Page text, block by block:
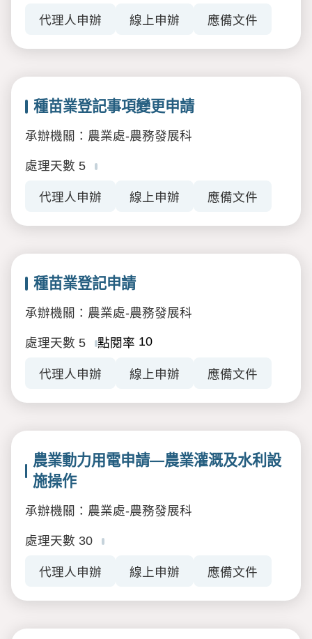
代理人申辦 線上申辦 應備文件
種苗業登記事項變更申請
承辦機關：農業處-農務發展科
處理天數 5
代理人申辦 線上申辦 應備文件
種苗業登記申請
承辦機關：農業處-農務發展科
處理天數 5 點閱率 10
代理人申辦 線上申辦 應備文件
農業動力用電申請—農業灌溉及水利設
施操作
承辦機關：農業處-農務發展科
處理天數 30
代理人申辦 線上申辦 應備文件